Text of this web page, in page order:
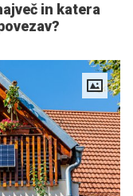
in katera